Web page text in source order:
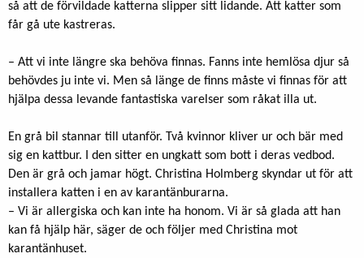
så att de förvildade katterna slipper sitt lidande. Att katter som
får gå ute kastreras.
– Att vi inte längre ska behöva finnas. Fanns inte hemlösa djur så
behövdes ju inte vi. Men så länge de finns måste vi finnas för att
hjälpa dessa levande fantastiska varelser som råkat illa ut.
En grå bil stannar till utanför. Två kvinnor kliver ur och bär med
sig en kattbur. I den sitter en ungkatt som bott i deras vedbod.
Den är grå och jamar högt. Christina Holmberg skyndar ut för att
installera katten i en av karantänburarna.
– Vi är allergiska och kan inte ha honom. Vi är så glada att han
kan få hjälp här, säger de och följer med Christina mot
karantänhuset.